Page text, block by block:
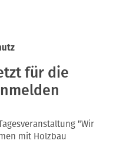
für die
"Wir
mit Holzbau